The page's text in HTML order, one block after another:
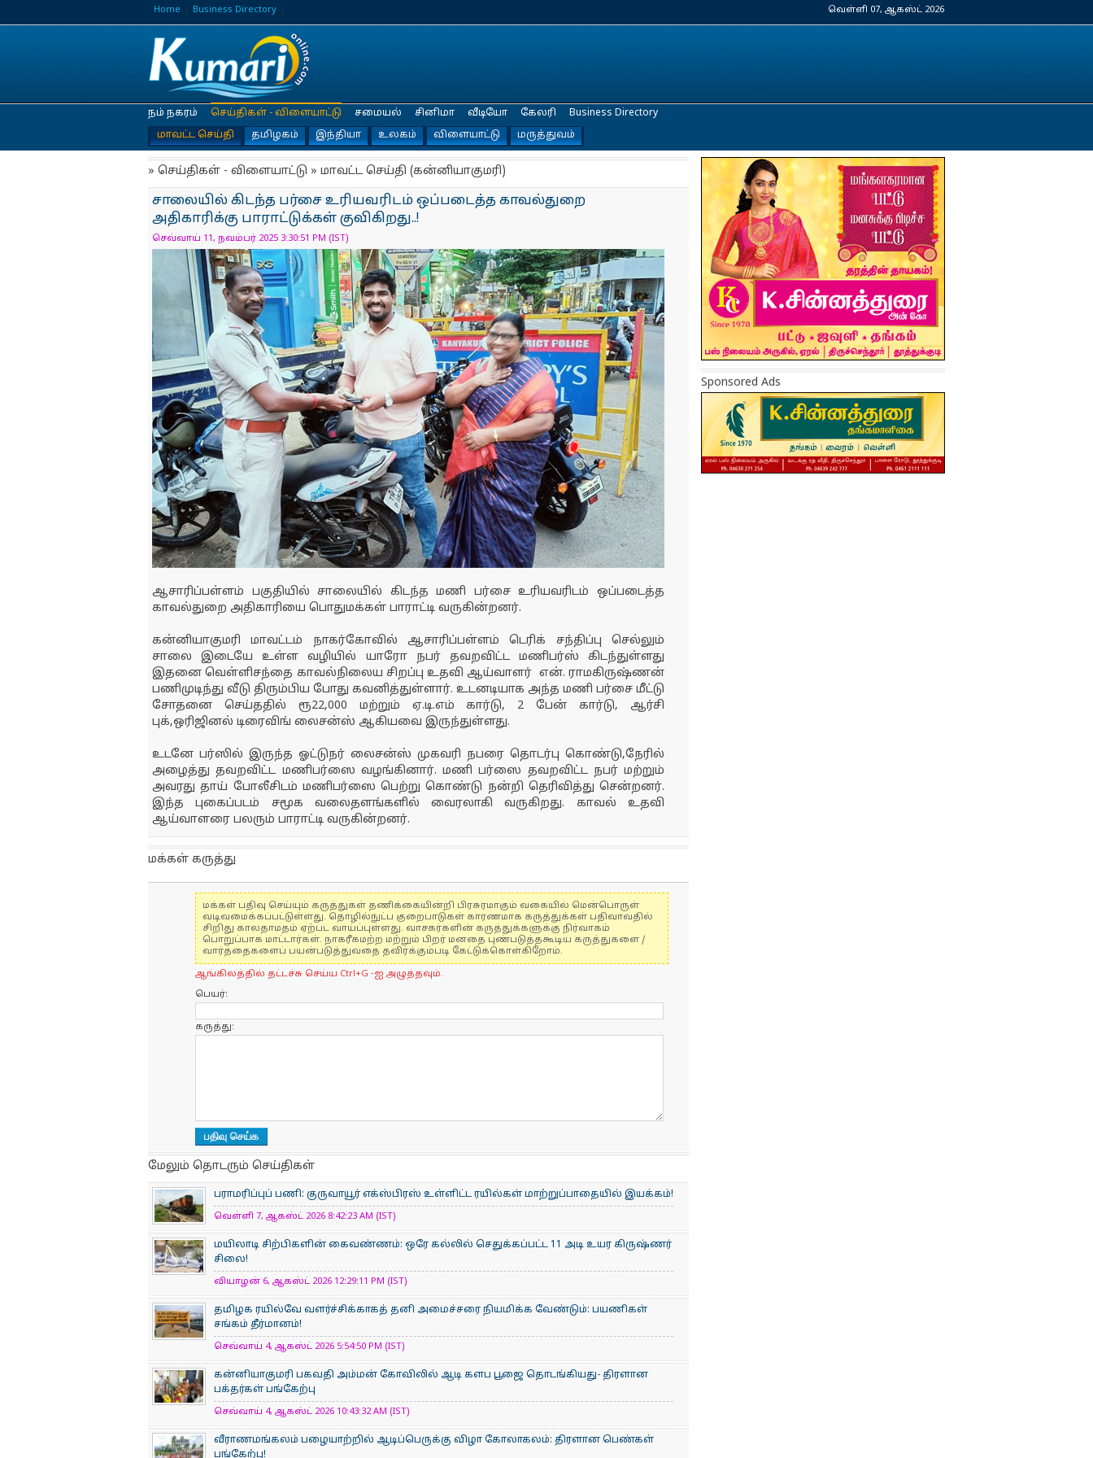
Home Business Directory வெள்ளி 07, ஆகஸ்ட் 2026
நம் நகரம்
செய்திகள் - விளையாட்டு
மாவட்ட செய்தி
தமிழகம் இந்தியா உலகம் விளையாட்டு மருத்துவம்
சமையல் சினிமா வீடியோ கேலரி Business Directory
» செய்திகள் - விளையாட்டு » மாவட்ட செய்தி (கன்னியாகுமரி)
சாலையில் கிடந்த பர்சை உரியவரிடம் ஒப்படைத்த காவல்துறை
அதிகாரிக்கு பாராட்டுக்கள் குவிகிறது..!
செவ்வாய் 11, நவம்பர் 2025 3:30:51 PM (IST)
ஆசாரிப்பள்ளம் பகுதியில் சாலையில் கிடந்த மணி பர்சை உரியவரிடம் ஒப்படைத்த
காவல்துறை அதிகாரியை பொதுமக்கள் பாராட்டி வருகின்றனர்.
கன்னியாகுமரி மாவட்டம் நாகர்கோவில் ஆசாரிப்பள்ளம் டெரிக் சந்திப்பு செல்லும்
சாலை இடையே உள்ள வழியில் யாரோ நபர் தவறவிட்ட மணிபர்ஸ் கிடந்துள்ளது
இதனை வெள்ளிசந்தை காவல்நிலைய சிறப்பு உதவி ஆய்வாளர் என். ராமகிருஷ்ணன்
பணிமுடிந்து வீடு திரும்பிய போது கவனித்துள்ளார். உடனடியாக அந்த மணி பர்சை மீட்டு
சோதனை செய்ததில் ரூ22,000 மற்றும் ஏ.டி.எம் கார்டு, 2 பேன் கார்டு, ஆர்சி
புக்,ஒரிஜினல் டிரைவிங் லைசன்ஸ் ஆகியவை இருந்துள்ளது.
உடனே பர்ஸில் இருந்த ஓட்டுநர் லைசன்ஸ் முகவரி நபரை தொடர்பு கொண்டு,நேரில்
அழைத்து தவறவிட்ட மணிபர்ஸை வழங்கினார். மணி பர்ஸை தவறவிட்ட நபர் மற்றும்
அவரது தாய் போலீசிடம் மணிபர்ஸை பெற்று கொண்டு நன்றி தெரிவித்து சென்றனர்.
இந்த புகைப்படம் சமூக வலைதளங்களில் வைரலாகி வருகிறது. காவல் உதவி
ஆய்வாளரை பலரும் பாராட்டி வருகின்றனர்.
மக்கள் கருத்து
மக்கள் பதிவு செய்யும் கருத்துகள் தணிக்கையின்றி பிரசுரமாகும் வகையில் மென்பொருள்
வடிவமைக்கப்பட்டுள்ளது. தொழில்நுட்ப குறைபாடுகள் காரணமாக கருத்துக்கள் பதிவாவதில்
சிறிது காலதாமதம் ஏற்பட வாய்ப்புள்ளது. வாசகர்களின் கருத்துக்களுக்கு நிர்வாகம்
பொறுப்பாக மாட்டார்கள். நாகரீகமற்ற மற்றும் பிறர் மனதை புண்படுத்தகூடிய கருத்துகளை /
வார்த்தைகளைப் பயன்படுத்துவதை தவிர்க்கும்படி கேட்டுக்கொள்கிறோம்.
ஆங்கிலத்தில் தட்டச்சு செய்ய Ctrl+G -ஐ அழுத்தவும்.
பெயர்:
கருத்து:
மேலும் தொடரும் செய்திகள்
பராமரிப்புப் பணி: குருவாயூர் எக்ஸ்பிரஸ் உள்ளிட்ட ரயில்கள் மாற்றுப்பாதையில் இயக்கம்!
வெள்ளி 7, ஆகஸ்ட் 2026 8:42:23 AM (IST)
மயிலாடி சிற்பிகளின் கைவண்ணம்: ஒரே கல்லில் செதுக்கப்பட்ட 11 அடி உயர கிருஷ்ணர்
சிலை!
வியாழன் 6, ஆகஸ்ட் 2026 12:29:11 PM (IST)
தமிழக ரயில்வே வளர்ச்சிக்காகத் தனி அமைச்சரை நியமிக்க வேண்டும்: பயணிகள்
சங்கம் தீர்மானம்!
செவ்வாய் 4, ஆகஸ்ட் 2026 5:54:50 PM (IST)
கன்னியாகுமரி பகவதி அம்மன் கோவிலில் ஆடி களப பூஜை தொடங்கியது- திரளான
பக்தர்கள் பங்கேற்பு
செவ்வாய் 4, ஆகஸ்ட் 2026 10:43:32 AM (IST)
வீராணமங்கலம் பழையாற்றில் ஆடிப்பெருக்கு விழா கோலாகலம்: திரளான பெண்கள்
பங்கேற்பு!
Sponsored Ads